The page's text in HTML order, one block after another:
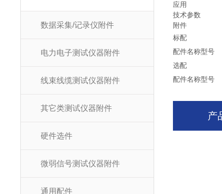
数据采集/记录仪附件
电力电子测试仪器附件
线束线缆测试仪器附件
其它类测试仪器附件
硬件选件
微弱信号测试仪器附件
通用配件
应用
技术参数
附件
标配
配件名称型号
选配
配件名称型号
产